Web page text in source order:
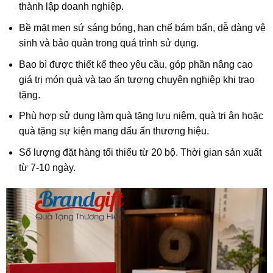
thành lập doanh nghiệp.
Bề mặt men sứ sáng bóng, hạn chế bám bẩn, dễ dàng vệ
sinh và bảo quản trong quá trình sử dụng.
Bao bì được thiết kế theo yêu cầu, góp phần nâng cao
giá trị món quà và tạo ấn tượng chuyên nghiệp khi trao
tặng.
Phù hợp sử dụng làm quà tặng lưu niệm, quà tri ân hoặc
quà tặng sự kiện mang dấu ấn thương hiệu.
Số lượng đặt hàng tối thiểu từ 20 bộ. Thời gian sản xuất
từ 7-10 ngày.